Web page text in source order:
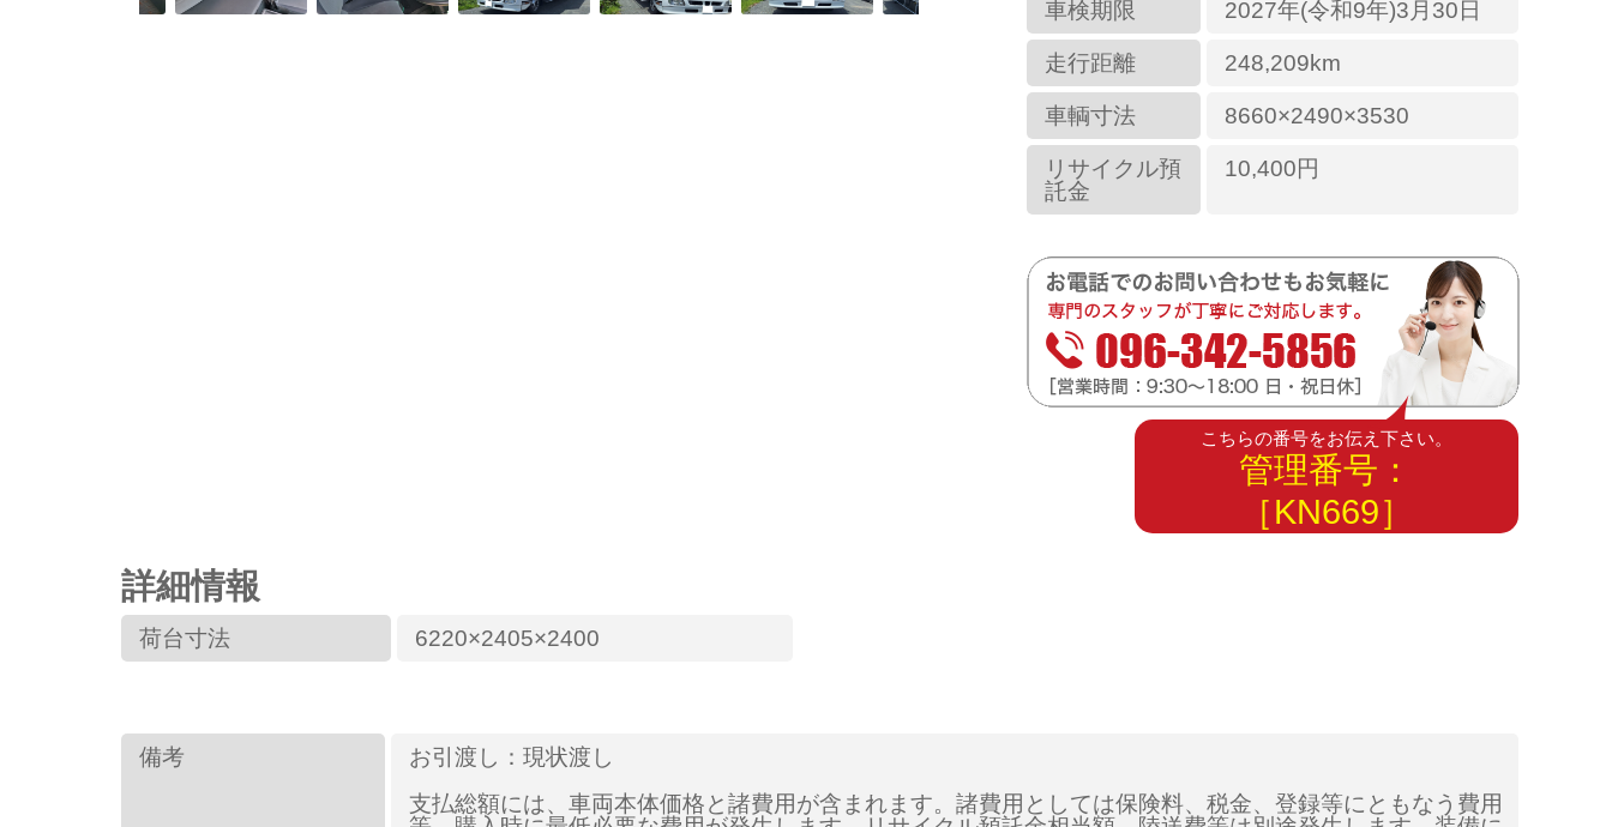
車検期限 2027年(令和9年)3月30日
走行距離 248,209km
車輌寸法 8660×2490×3530
リサイクル預
託金
10,400円
こちらの番号をお伝え下さい。
管理番号：
［KN669］
詳細情報
荷台寸法 6220×2405×2400
備考
お引渡し：現状渡し
支払総額には、車両本体価格と諸費用が含まれます。諸費用としては保険料、税金、登録等にともなう費用